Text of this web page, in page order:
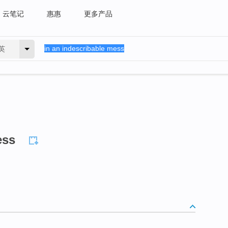
云笔记 惠惠 更多产品